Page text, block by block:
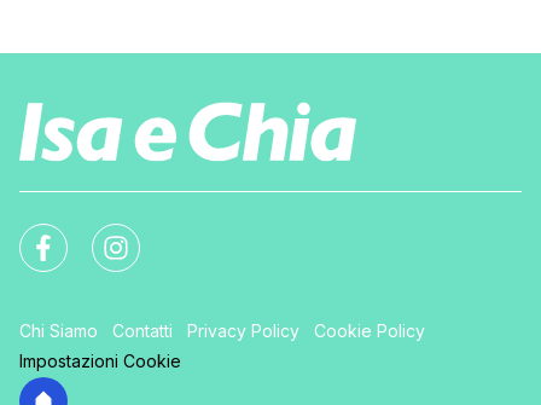
Chi Siamo Contatti Privacy Policy
Cookie Policy
Impostazioni Cookie